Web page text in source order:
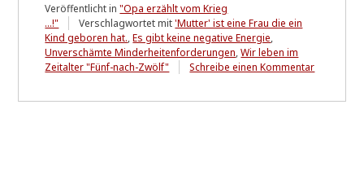
Veröffentlicht in"Opa erzählt vom Krieg
...!"
Verschlagwortet mit'Mutter' ist eine Frau die ein
Kind geboren hat.,Es gibt keine negative Energie,
Unverschämte Minderheitenforderungen,Wir leben im
Zeitalter "Fünf-nach-Zwölf"
Schreibe einen Kommentarzu